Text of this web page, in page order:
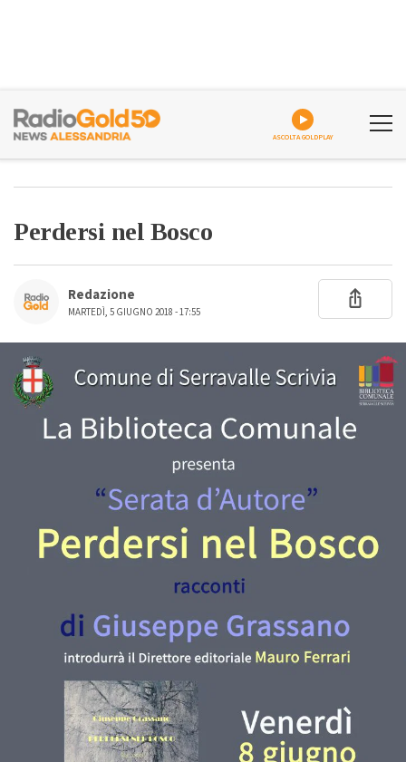
ASCOLTA GOLDPLAY
Perdersi nel Bosco
Redazione
MARTEDÌ, 5 GIUGNO 2018 - 17:55